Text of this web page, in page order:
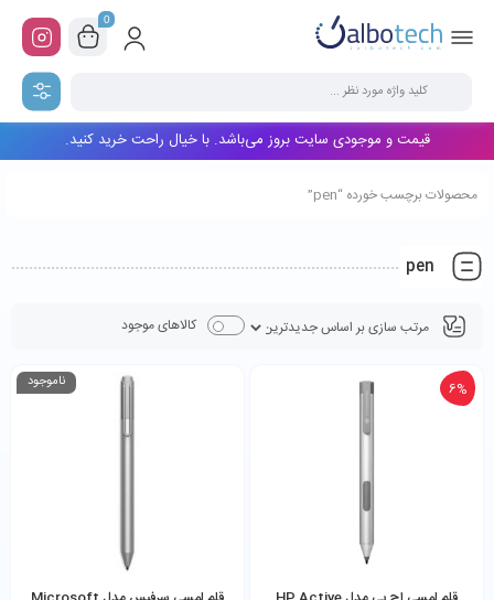
0
قیمت و موجودی سایت بروز می‌باشد. با خیال راحت خرید کنید.
محصولات برچسب خورده “pen”
pen
کالاهای موجود
6% ناموجود